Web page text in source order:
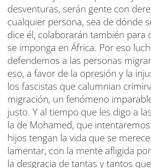
desventuras, serán gente con
cualquier persona, sea de dónde
dice él, colaborarán también para
se imponga en África. Por eso
defendemos a las personas
eso, a favor de la opresión y la
los fascistas que calumnian
migración, un fenómeno
justo. Y al tiempo que les digo a
la de Mohamed, que
hijos tengan la vida que se
lamentar, con la mente afligida
la desgracia de tantas y tantos